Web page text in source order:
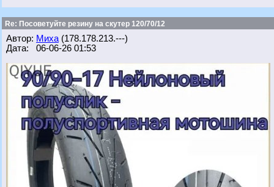
Re: Посоветуйте резину на скутер 120/70/12
Автор: Миха (178.178.213.---)
Дата: 06-06-26 01:53